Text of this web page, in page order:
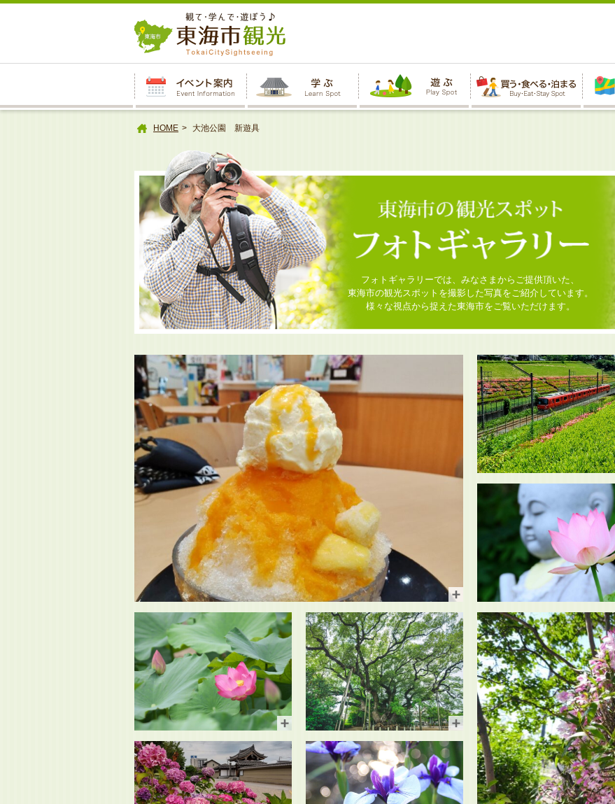
文
へ
HOME 大池公園 新遊具
フォトギャラリーでは、みなさまからご提供頂いた、
東海市の観光スポットを撮影した写真をご紹介しています。
様々な視点から捉えた東海市をご覧いただけます。